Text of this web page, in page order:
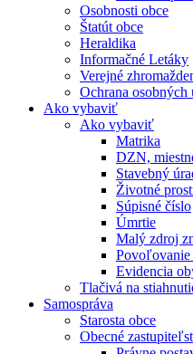
Osobnosti obce
Štatút obce
Heraldika
Informačné Letáky
Verejné
Ochrana osobných
Ako vybaviť
Ako vybaviť
Matrika
DZN,
Stavebný
Životné
Súpisné číslo
Úmrtie
Malý zdroj
Povoľovanie
Evidencia
Tlačivá na
Samospráva
Starosta obce
Obecné